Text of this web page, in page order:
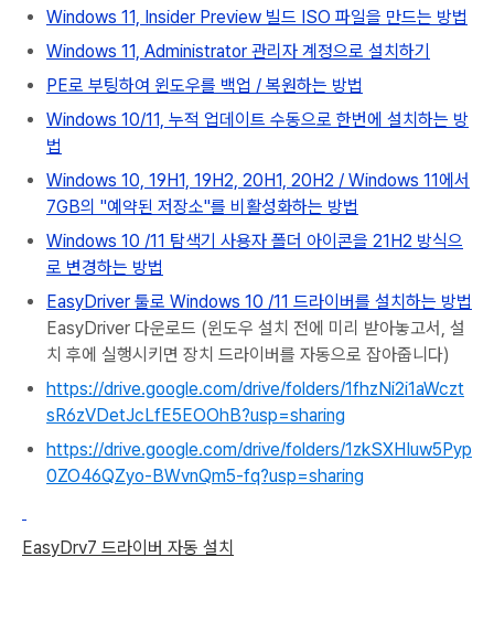
Windows 11, Insider Preview 빌드 ISO 파일을 만드는 방법
Windows 11, Administrator 관리자 계정으로 설치하기
PE로 부팅하여 윈도우를 백업 / 복원하는 방법
Windows 10/11, 누적 업데이트 수동으로 한번에 설치하는 방
법
Windows 10, 19H1, 19H2, 20H1, 20H2 / Windows 11에서
7GB의 "예약된 저장소"를 비활성화하는 방법
Windows 10 /11 탐색기 사용자 폴더 아이콘을 21H2 방식으
로 변경하는 방법
EasyDriver 툴로 Windows 10 /11 드라이버를 설치하는 방법
EasyDriver 다운로드 (윈도우 설치 전에 미리 받아놓고서, 설
치 후에 실행시키면 장치 드라이버를 자동으로 잡아줍니다)
https://drive.google.com/drive/folders/1fhzNi2i1aWczt
sR6zVDetJcLfE5EOOhB?usp=sharing
https://drive.google.com/drive/folders/1zkSXHIuw5Pyp
0ZO46QZyo-BWvnQm5-fq?usp=sharing
EasyDrv7 드라이버 자동 설치